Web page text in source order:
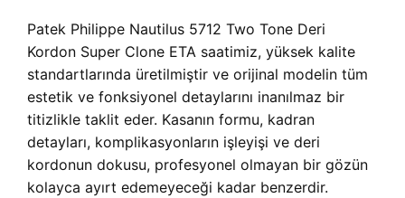
Patek Philippe Nautilus 5712 Two Tone Deri
Kordon Super Clone ETA saatimiz, yüksek kalite
standartlarında üretilmiştir ve orijinal modelin tüm
estetik ve fonksiyonel detaylarını inanılmaz bir
titizlikle taklit eder. Kasanın formu, kadran
detayları, komplikasyonların işleyişi ve deri
kordonun dokusu, profesyonel olmayan bir gözün
kolayca ayırt edemeyeceği kadar benzerdir.